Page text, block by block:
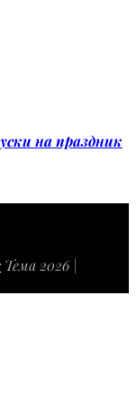
на праздник
Тема 2026 |